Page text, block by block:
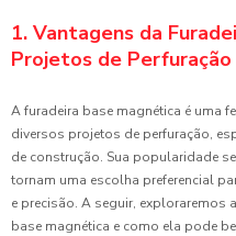
1. Vantagens da
Projetos de Perfuração
A furadeira base magnética é uma
diversos projetos de perfuração,
de construção. Sua popularidade
tornam uma escolha preferencial
e precisão. A seguir, exploraremos
base magnética e como ela pode